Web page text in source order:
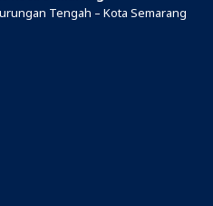
Tengah – Kota Semarang